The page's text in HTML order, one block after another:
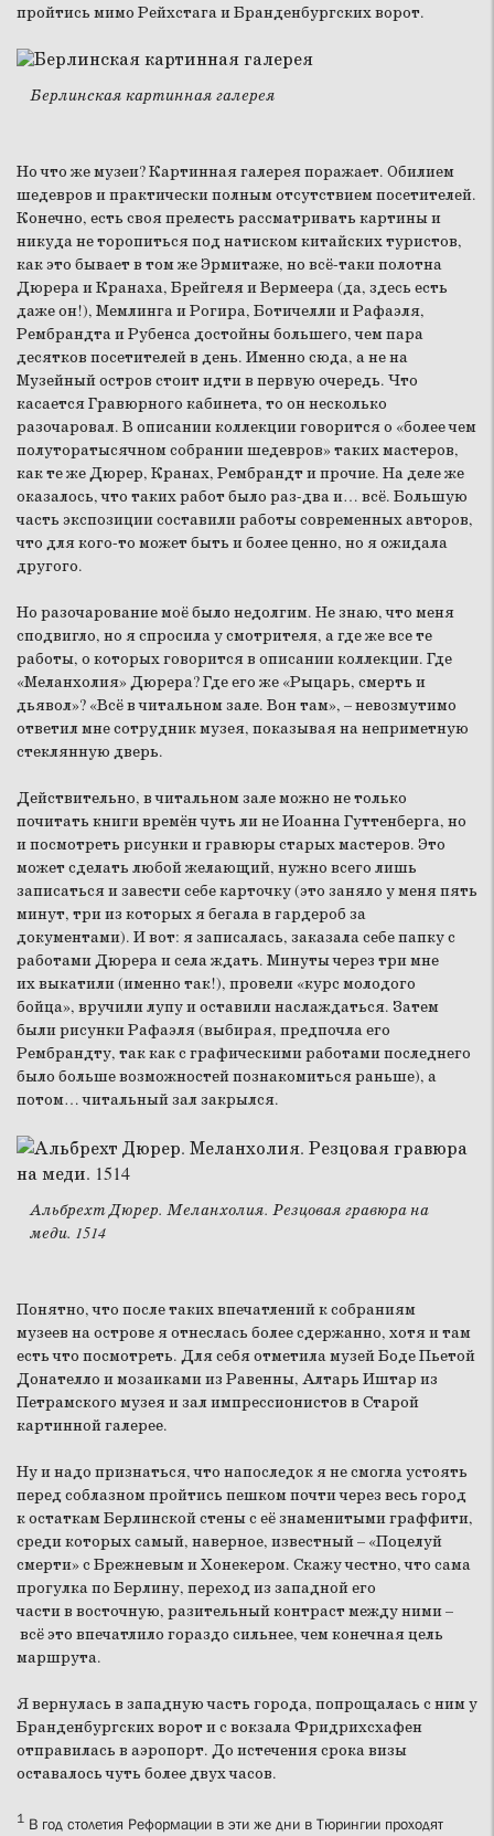
пройтись мимо Рейхстага и Бранденбургских ворот.
Берлинская картинная галерея
Но что же музеи? Картинная галерея поражает. Обилием
шедевров и практически полным отсутствием посетителей.
Конечно, есть своя прелесть рассматривать картины и
никуда не торопиться под натиском китайских туристов,
как это бывает в том же Эрмитаже, но всё-таки полотна
Дюрера и Кранаха, Брейгеля и Вермеера (да, здесь есть
даже он!), Мемлинга и Рогира, Ботичелли и Рафаэля,
Рембрандта и Рубенса достойны большего, чем пара
десятков посетителей в день. Именно сюда, а не на
Музейный остров стоит идти в первую очередь. Что
касается Гравюрного кабинета, то он несколько
разочаровал. В описании коллекции говорится о «более чем
полуторатысячном собрании шедевров» таких мастеров,
как те же Дюрер, Кранах, Рембрандт и прочие. На деле же
оказалось, что таких работ было раз-два и… всё. Большую
часть экспозиции составили работы современных авторов,
что для кого-то может быть и более ценно, но я ожидала
другого.
Но разочарование моё было недолгим. Не знаю, что меня
сподвигло, но я спросила у смотрителя, а где же все те
работы, о которых говорится в описании коллекции. Где
«Меланхолия» Дюрера? Где его же «Рыцарь, смерть и
дьявол»? «Всё в читальном зале. Вон там», – невозмутимо
ответил мне сотрудник музея, показывая на неприметную
стеклянную дверь.
Действительно, в читальном зале можно не только
почитать книги времён чуть ли не Иоанна Гуттенберга, но
и посмотреть рисунки и гравюры старых мастеров. Это
может сделать любой желающий, нужно всего лишь
записаться и завести себе карточку (это заняло у меня пять
минут, три из которых я бегала в гардероб за
документами). И вот: я записалась, заказала себе папку с
работами Дюрера и села ждать. Минуты через три мне
их выкатили (именно так!), провели «курс молодого
бойца», вручили лупу и оставили наслаждаться. Затем
были рисунки Рафаэля (выбирая, предпочла его
Рембрандту, так как с графическими работами последнего
было больше возможностей познакомиться раньше), а
потом… читальный зал закрылся.
Альбрехт Дюрер. Меланхолия. Резцовая гравюра на
меди. 1514
Понятно, что после таких впечатлений к собраниям
музеев на острове я отнеслась более сдержанно, хотя и там
есть что посмотреть. Для себя отметила музей Боде Пьетой
Донателло и мозаиками из Равенны, Алтарь Иштар из
Петрамского музея и зал импрессионистов в Старой
картинной галерее.
Ну и надо признаться, что напоследок я не смогла устоять
перед соблазном пройтись пешком почти через весь город
к остаткам Берлинской стены с её знаменитыми граффити,
среди которых самый, наверное, известный – «Поцелуй
смерти» с Брежневым и Хонекером. Скажу честно, что сама
прогулка по Берлину, переход из западной его
части в восточную, разительный контраст между ними –
всё это впечатлило гораздо сильнее, чем конечная цель
маршрута.
Я вернулась в западную часть города, попрощалась с ним у
Бранденбургских ворот и с вокзала Фридрихсхафен
отправилась в аэропорт. До истечения срока визы
оставалось чуть более двух часов.
1 В год столетия Реформации в эти же дни в Тюрингии проходят